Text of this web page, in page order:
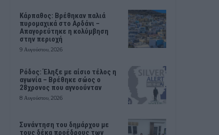
Κάρπαθος: Βρέθηκαν παλιά
πυρομαχικά στο Αρδάνι –
Απαγορεύτηκε η κολύμβηση
στην περιοχή
9 Αυγούστου, 2026
Ρόδος: Έληξε με αίσιο τέλος η
αγωνία – Βρέθηκε σώος ο
28χρονος που αγνοούνταν
8 Αυγούστου, 2026
Συνάντηση του δημάρχου με
τους δέκα προέδρους των